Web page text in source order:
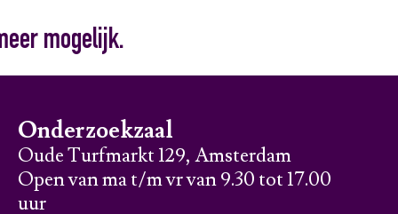
mogelijk.
Onderzoekzaal
Oude Turfmarkt 129, Amsterdam
Open van ma t/m vr van 9.30 tot 17.00
uur